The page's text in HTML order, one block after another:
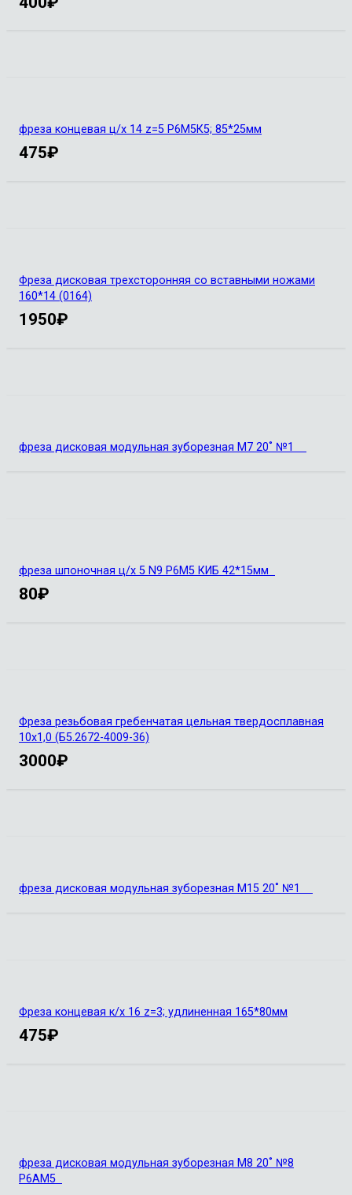
фреза концевая ц/х 14 z=5 Р6М5К5; 85*25мм
475₽
Фреза дисковая трехсторонняя со вставными ножами
160*14 (0164)
1950₽
фреза дисковая модульная зуборезная М7 20˚ №1
фреза шпоночная ц/х 5 N9 Р6М5 КИБ 42*15мм
80₽
Фреза резьбовая гребенчатая цельная твердосплавная
10х1,0 (Б5.2672-4009-36)
3000₽
фреза дисковая модульная зуборезная М15 20˚ №1
Фреза концевая к/х 16 z=3; удлиненная 165*80мм
475₽
фреза дисковая модульная зуборезная М8 20˚ №8
Р6АМ5